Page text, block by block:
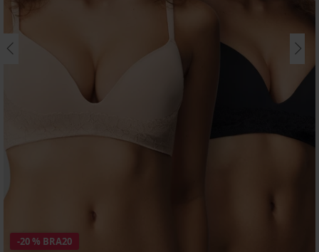
-20 % BRA20